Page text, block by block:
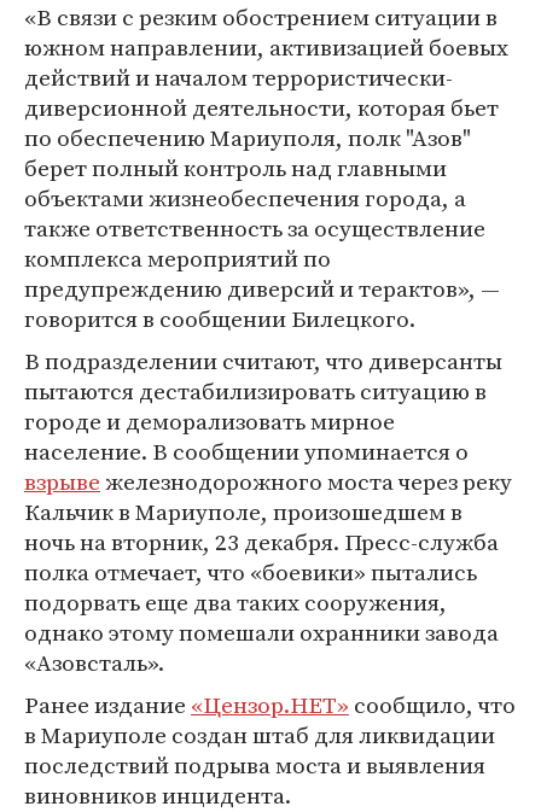
«В связи с резким обострением ситуации в
южном направлении, активизацией боевых
действий и началом террористически-
диверсионной деятельности, которая бьет
по обеспечению Мариуполя, полк "Азов"
берет полный контроль над главными
объектами жизнеобеспечения города, а
также ответственность за осуществление
комплекса мероприятий по
предупреждению диверсий и терактов», —
говорится в сообщении Билецкого.
В подразделении считают, что диверсанты
пытаются дестабилизировать ситуацию в
городе и деморализовать мирное
население. В сообщении упоминается о
взрывежелезнодорожного моста через реку
Кальчик в Мариуполе, произошедшем в
ночь на вторник, 23 декабря. Пресс-служба
полка отмечает, что «боевики» пытались
подорвать еще два таких сооружения,
однако этому помешали охранники завода
«Азовсталь».
Ранее издание «Цензор.НЕТ» сообщило, что
в Мариуполе создан штаб для ликвидации
последствий подрыва моста и выявления
виновников инцидента.